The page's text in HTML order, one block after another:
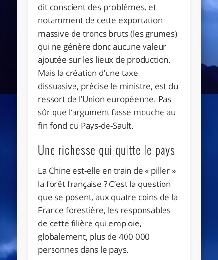
dit conscient des problèmes, et
notamment de cette exportation
massive de troncs bruts (les grumes)
qui ne génère donc aucune valeur
ajoutée sur les lieux de production.
Mais la création d’une taxe
dissuasive, précise le ministre, est du
ressort de l’Union européenne. Pas
sûr que l’argument fasse mouche au
fin fond du Pays-de-Sault.
Une richesse qui quitte le pays
La Chine est-elle en train de « piller »
la forêt française ? C’est la question
que se posent, aux quatre coins de la
France forestière, les responsables
de cette filière qui emploie,
globalement, plus de 400 000
personnes dans le pays.